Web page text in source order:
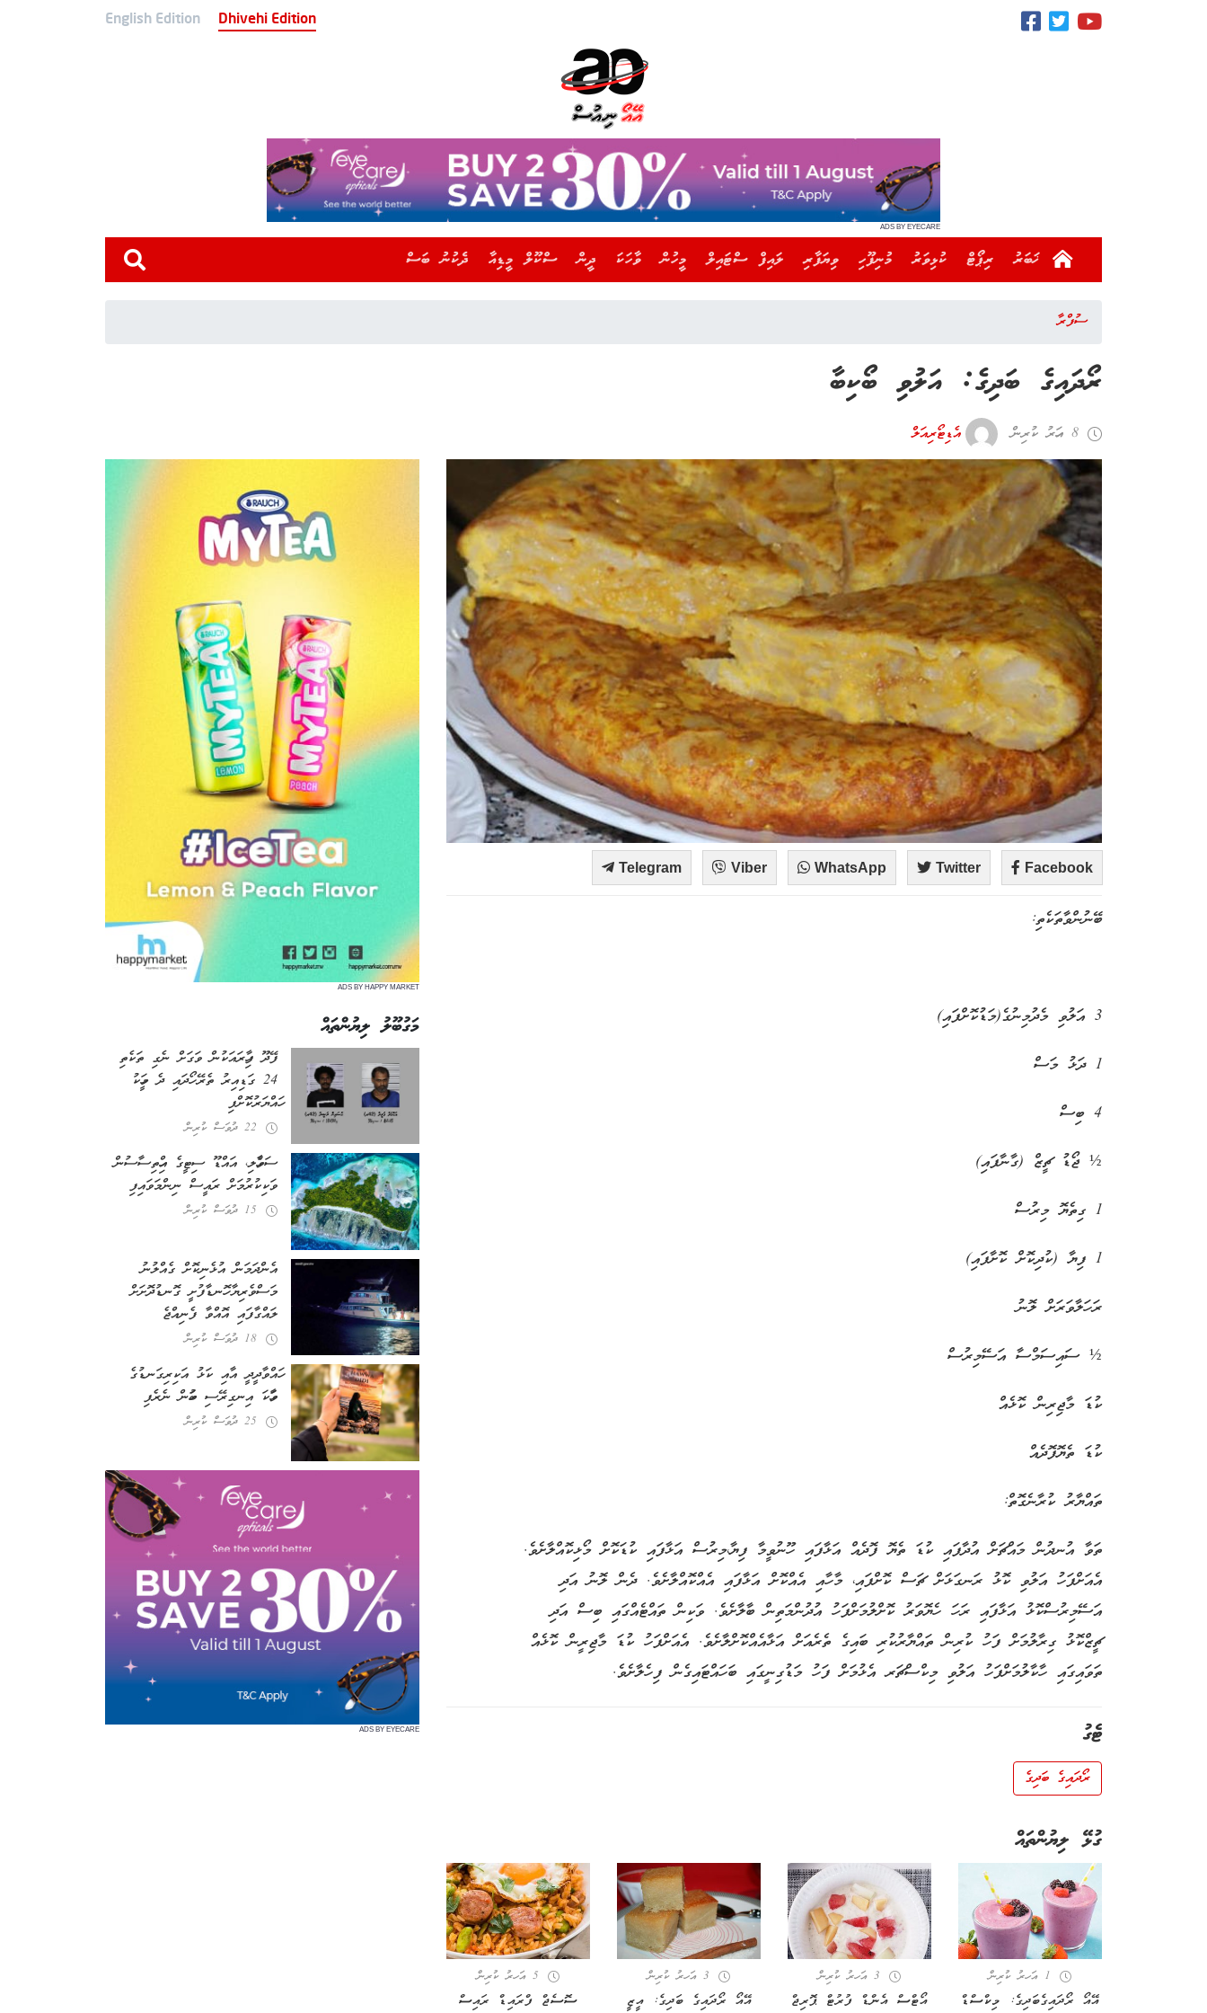
English Edition Dhivehi Edition
ADS BY EYECARE
ޚަބަރު ރިޕޯޓް ކުޅިވަރު މުނިފޫހި ވިޔަފާރި ލައިފް ސްޓައިލް މީހުން ވާހަކަ ދީން ސްކޫލް މީޑިއާ ދެކުނު ބަސް 
ސުފްރާ
ރޯދައިގެ ބަދިގެ: އަލުވި ބޯކިބާ
8 އަހރު ކުރިން އެޑިޓޯރިއަލް
Telegram Viber WhatsApp Twitter Facebook
ބޭނުންވާތަކެތި:
3 އަލުވި މެދުމިނުގެ(މަޑުކޮށްފައި)
1 ދަޅު މަސް
4 ބިސް
½ ޖޯޑު ޗީޒް (ގާނާފައި)
1 ގިތެޔޮ މިރުސް
1 ފިޔާ (ކުދިކޮށް ކޮށާފައި)
ރަހަލާވަރަށް ލޮނު
½ ސައިސަމްސާ އަސޭމިރުސް
ކުޑަ މާޖިރިން ކޮޅެއް
ކުޑަ ތެޔޮފޮދެއް
ތައްޔާރު ކުރާނެގޮތް:
ތަވާ އުނދުން މައްޗަށް އުދާފައި ކުޑަ ތެޔޮ ފޮދެއް އަޅާފައި ހޫނުވީމާ ފިޔާ،މިރުސް އަޅާފައި ކުޑަކޮށް މޯޅިކޮއްލާށެވެ.
އެއަށްފަހު އަލުވި ކޮޅު ރަނގަޅަށް ޗަސް ކޮށްފައި، މާހާއި އެއްކޮށް އަޅާފައި އެއްކޮއްލާށެވެ. ދެން ލޮނު އަދި
އަސޭމިރުސްކޮޅު އަޅާފައި ރަހަ ހެޔޮވަރު ކޮށްލުމަށްފަހު އުދުންމަތިން ބާލާށެވެ. ވަކިން ތައްޓެއްގައި ބިސް އަދި
ޗީޒްކޮޅު ގިރާލުމަށް ފަހު ކުރިން ތައްޔާރުކުރި ބައިގެ ތެރެއަށް އަޅާއެއްކޮށްލާށެވެ. އެއަށްފަހު ކުޑަ މާޖިރީން ކޮޅެއް
ތަވައިގައި ހާކާލުމަށްފަހު އަލުވި މިކްސްޗަރ އެޅުމަށް ފަހު މަޑުގިނީގައި ބަހައްޓައިގެން ފިހެލާށެވެ.
ޓެގު
ރޯދައިގެ ބަދިގެ
ގުޅޭ ލިޔުންތައް
1 އަހރު ކުރިން
އޭއޯ ރޯދައިގެބަދިގެ: މިކްސްޑް
3 އަހރު ކުރިން
އޯޓްސް އެންޑް ފުރުޓް ޕޮރިޖް
3 އަހރު ކުރިން
އޭއޯ ރޯދައިގެ ބަދިގެ: އީޒީ
5 އަހރު ކުރިން
ސޮސެޖް ފްރައިޑް ރައިސް
ADS BY HAPPY MARKET
މަގުބޫލު ލިޔުންތައް
ފޭދޫ ފިހާރައަކުން ވަގަށް ނެގި ތަކެތި
24 ގަޑިއިރު ތެރޭ ހޯދައި ދެ މީހަކު
ހައްޔަރުކޮށްފި
22 ދުވަސް ކުރިން
ސަވާހެލި، އައްޑޫ ސިޓީގެ އިހްތިސާސުން
ވަކިކުރުމަށް ރައީސް ނިންމަވައިފި
15 ދުވަސް ކުރިން
އެންދަމަން އުޅެނިކޮށް ގެއްލުނު
މަސްވެރިޔާ ހޮނޑާފުށީ ގޮނޑުދޮށަށް
ލައްގާފައި އޮއްވާ ފެނިއްޖެ
18 ދުވަސް ކުރިން
ހައްވާދީދީ އާއި ކަޅު އަކިރިގަނޑުގެ
ވާހަކަ އިނގިރޭސި ބަހުން ނެރެފި
25 ދުވަސް ކުރިން
ADS BY EYECARE